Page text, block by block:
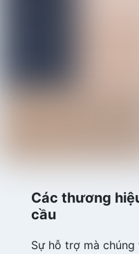
Các thương
cầu
Sự hỗ trợ mà